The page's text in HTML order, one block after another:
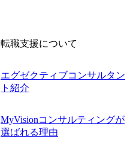
転職支援について
エグゼクティブコンサルタン
ト紹介
MyVisionコンサルティングが
選ばれる理由